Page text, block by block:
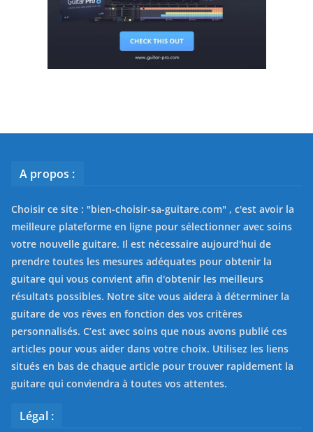
A propos :
Choisir ce site : "bien-choisir-sa-guitare.com" , c'est avoir la
meilleure plateforme en ligne pour sélectionner avec soins
votre nouvelle guitare. Il est nécessaire aujourd'hui de
prendre toutes les mesures adéquates pour obtenir la
guitare qui vous convient afin d'obtenir les meilleurs
résultats possibles. Notre site vous aidera à déterminer la
guitare de vos rêves en fonction des vos critères
personnalisés. C’est avec soins que nous avons publié ces
articles pour vous aider dans votre choix. Utilisez les liens
situés en bas de chaque article pour trouver rapidement la
guitare qui conviendra à toutes vos attentes.
Légal :